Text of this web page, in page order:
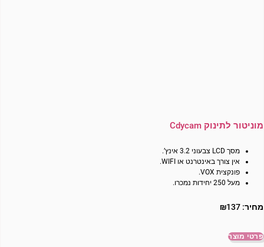
מוניטור לתינוק Cdycam
מסך LCD צבעוני 3.2 אינץ’.
אין צורך באינטרנט או WIFI.
פונקצית VOX.
מעל 250 יחידות נמכרו.
מחיר: ₪137
פרטי מוצר